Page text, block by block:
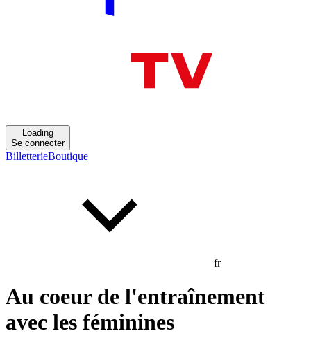
Loading
Se connecter
BilletterieBoutique
fr
Au coeur de l'entraînement
avec les féminines